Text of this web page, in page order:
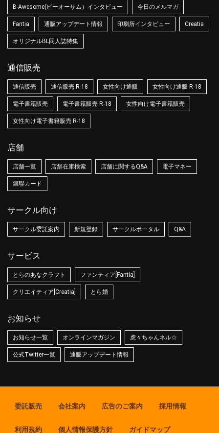
B-Awesome(ビーオーサム）インタビュー 今日のメルマガ
Fantia 通販アップデート情報 印刷所インタビュー Creatia
オリジナルBL同人誌特集
通信販売
通信販売 通信販売 R-18 女性向け通販 女性向け通販 R-18
電子書籍販売 電子書籍販売 R-18 女性向け電子書籍販売
女性向け電子書籍販売 R-18
店舗
店舗一覧 店舗在庫検索 店舗に関するQ&A 電子マネー
銀聯カード
サークル向け
サークル委託案内 新規登録 サークルポータル Q&A
サービス
とらのあなクラフト ファンティア[Fantia]
クリエイティア[Creatia] とら婚
お知らせ
お知らせ一覧 オンラインマガジン 虎々ちゃんネル☆
公式Twitter一覧 通販アップデート情報
委託販売 会社案内 広告のご案内 採用情報
利用規約 個人情報保護方針 ガイドマップ